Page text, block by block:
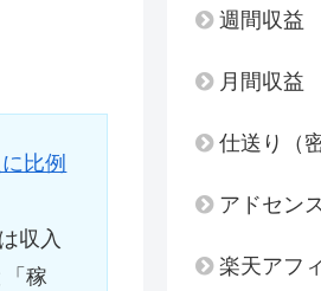
比例
収入
稼
週間収益
月間収益
仕送り（
アドセン
楽天アフ